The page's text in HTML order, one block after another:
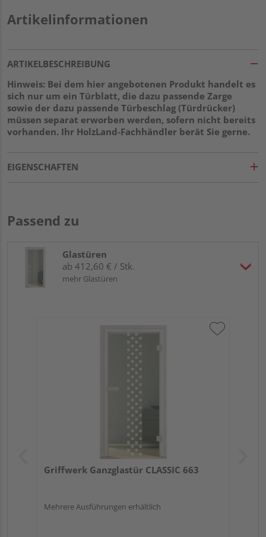
Artikelinformationen
ARTIKELBESCHREIBUNG
Hinweis: Bei dem hier angebotenen Produkt handelt es
sich nur um ein Türblatt, die dazu passende Zarge
sowie der dazu passende Türbeschlag (Türdrücker)
müssen separat erworben werden, sofern nicht bereits
vorhanden. Ihr HolzLand-Fachhändler berät Sie gerne.
EIGENSCHAFTEN
Passend zu
Glastüren
ab 412,60 € / Stk.
mehr Glastüren
Griffwerk Ganzglastür CLASSIC 663
Mehrere Ausführungen erhältlich